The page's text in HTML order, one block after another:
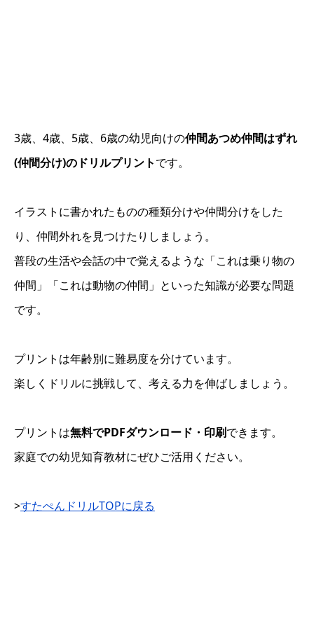
3歳、4歳、5歳、6歳の幼児向けの仲間あつめ仲間はずれ
(仲間分け)のドリルプリントです。
イラストに書かれたものの種類分けや仲間分けをした
り、仲間外れを見つけたりしましょう。
普段の生活や会話の中で覚えるような「これは乗り物の
仲間」「これは動物の仲間」といった知識が必要な問題
です。
プリントは年齢別に難易度を分けています。
楽しくドリルに挑戦して、考える力を伸ばしましょう。
プリントは無料でPDFダウンロード・印刷できます。
家庭での幼児知育教材にぜひご活用ください。
>すたぺんドリルTOPに戻る